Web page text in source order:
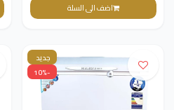
اضف الى السلة
جديد
-10%